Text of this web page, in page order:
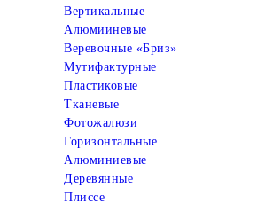
Вертикальные
Алюмииневые
Веревочные «Бриз»
Мутифактурные
Пластиковые
Тканевые
Фотожалюзи
Горизонтальные
Алюминиевые
Деревянные
Плиссе